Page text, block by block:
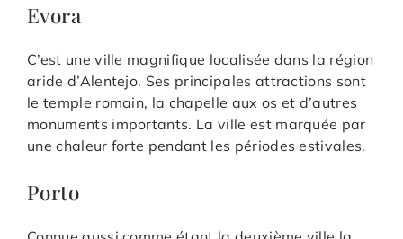
Evora
C’est une ville magnifique localisée dans la région
aride d’Alentejo. Ses principales attractions sont
le temple romain, la chapelle aux os et d’autres
monuments importants. La ville est marquée par
une chaleur forte pendant les périodes estivales.
Porto